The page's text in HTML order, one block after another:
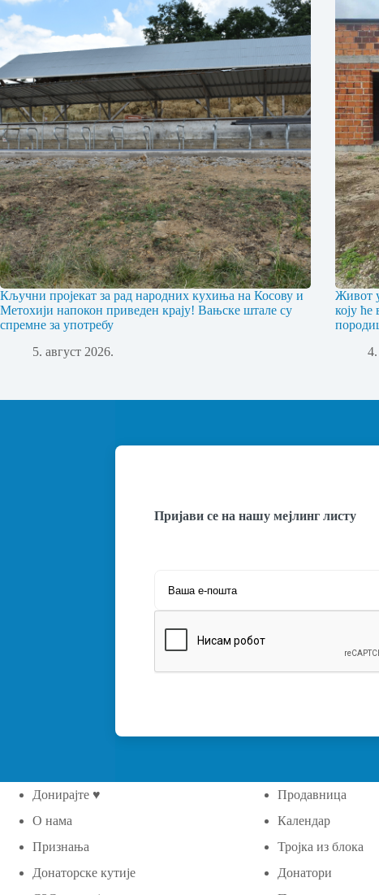
Кључни пројекат за рад народних кухиња на Косову и
Метохији напокон приведен крају! Вањске штале су
спремне за употребу
5. август 2026.
Живот
коју ће
Пријави се на нашу мејлинг листу
Донирајте ♥
О нама
Признања
Донаторске кутије
Продавница
Календар
Тројка из блока
Донатори